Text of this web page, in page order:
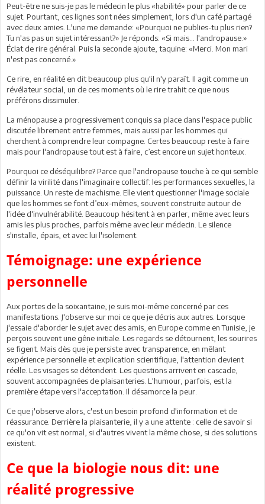
Peut-être ne suis-je pas le médecin le plus «habilité» pour parler de ce
sujet. Pourtant, ces lignes sont nées simplement, lors d'un café partagé
avec deux amies. L'une me demande: «Pourquoi ne publies-tu plus rien?
Tu n'as pas un sujet intéressant?» Je réponds: «Si mais… l'andropause.»
Éclat de rire général. Puis la seconde ajoute, taquine: «Merci. Mon mari
n'est pas concerné.»
Ce rire, en réalité en dit beaucoup plus qu'il n'y paraît. Il agit comme un
révélateur social, un de ces moments où le rire trahit ce que nous
préférons dissimuler.
La ménopause a progressivement conquis sa place dans l'espace public
discutée librement entre femmes, mais aussi par les hommes qui
cherchent à comprendre leur compagne. Certes beaucoup reste à faire
mais pour l'andropause tout est à faire, c’est encore un sujet honteux.
Pourquoi ce déséquilibre? Parce que l'andropause touche à ce qui semble
définir la virilité dans l'imaginaire collectif: les performances sexuelles, la
puissance. Un reste de machisme. Elle vient questionner l'image sociale
que les hommes se font d’eux-mêmes, souvent construite autour de
l'idée d'invulnérabilité. Beaucoup hésitent à en parler, même avec leurs
amis les plus proches, parfois même avec leur médecin. Le silence
s'installe, épais, et avec lui l'isolement.
Témoignage: une expérience
personnelle
Aux portes de la soixantaine, je suis moi-même concerné par ces
manifestations. J'observe sur moi ce que je décris aux autres. Lorsque
j'essaie d'aborder le sujet avec des amis, en Europe comme en Tunisie, je
perçois souvent une gêne initiale. Les regards se détournent, les sourires
se figent. Mais dès que je persiste avec transparence, en mêlant
expérience personnelle et explication scientifique, l'attention devient
réelle. Les visages se détendent. Les questions arrivent en cascade,
souvent accompagnées de plaisanteries. L'humour, parfois, est la
première étape vers l'acceptation. Il désamorce la peur.
Ce que j'observe alors, c'est un besoin profond d'information et de
réassurance. Derrière la plaisanterie, il y a une attente : celle de savoir si
ce qu'on vit est normal, si d'autres vivent la même chose, si des solutions
existent.
Ce que la biologie nous dit: une
réalité progressive